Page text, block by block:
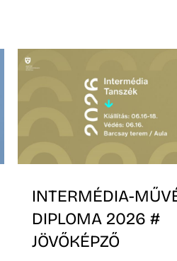
INTERMÉDIA-
DIPLOMA 2026 #
JÖVŐKÉPZŐ